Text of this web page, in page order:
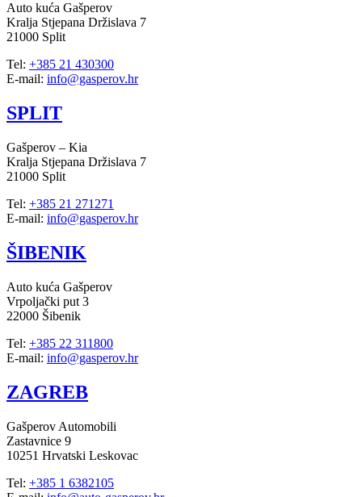
Auto kuća Gašperov
Kralja Stjepana Držislava 7
21000 Split
Tel: +385 21 430300
E-mail: info@gasperov.hr
SPLIT
Gašperov – Kia
Kralja Stjepana Držislava 7
21000 Split
Tel: +385 21 271271
E-mail: info@gasperov.hr
ŠIBENIK
Auto kuća Gašperov
Vrpoljački put 3
22000 Šibenik
Tel: +385 22 311800
E-mail: info@gasperov.hr
ZAGREB
Gašperov Automobili
Zastavnice 9
10251 Hrvatski Leskovac
Tel: +385 1 6382105